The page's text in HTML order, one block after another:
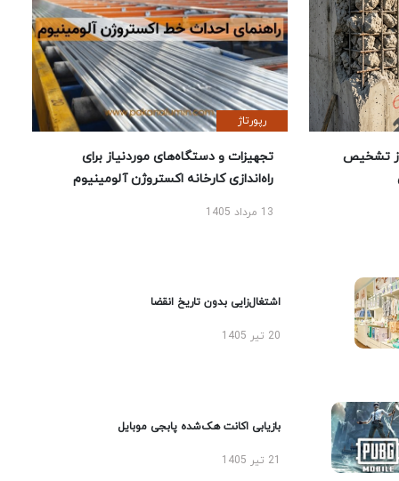
تشخیص
رپورتاژ
تجهیزات و دستگاه‌های موردنیاز برای
راه‌اندازی کارخانه اکستروژن آلومینیوم
13 مرداد 1405
اشتغال‌زایی بدون تاریخ انقضا
20 تیر 1405
بازیابی اکانت هک‌شده پابجی موبایل